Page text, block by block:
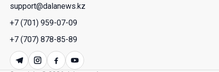
support@dalanews.kz
+7 (701) 959-07-09
+7 (707) 878-85-89